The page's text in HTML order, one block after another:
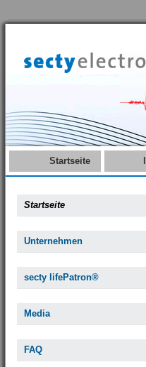
Startseite
Startseite
Unternehmen
secty lifePatron®
Media
FAQ